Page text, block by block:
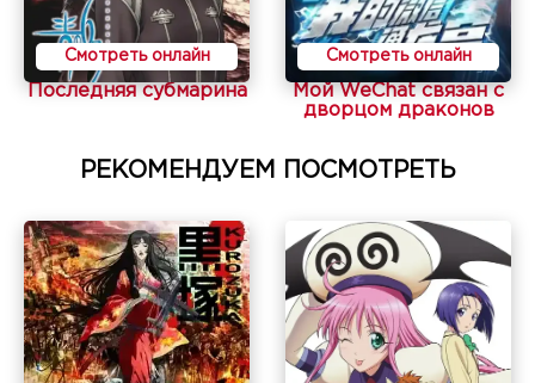
Смотреть онлайн
Последняя субмарина
Смотреть онлайн
Мой WeChat связан с
дворцом драконов
РЕКОМЕНДУЕМ ПОСМОТРЕТЬ